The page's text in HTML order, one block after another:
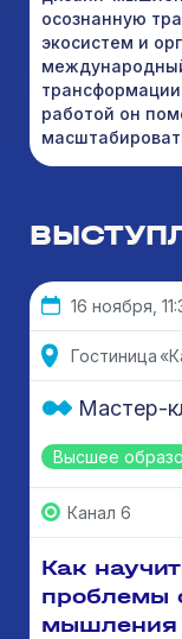
осознанную
экосистем и
работой он
16 ноября,
Гостиница
Высшее
Мастер-
Канал 6
Как
проблемы
мышления